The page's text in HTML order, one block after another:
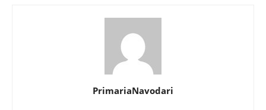
PrimariaNavodari